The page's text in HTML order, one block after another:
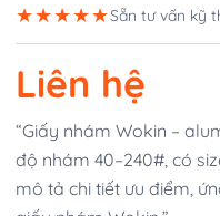
★★★★★Sẵn tư vấn kỹ
Liên hệ
“Giấy nhám Wokin –
độ nhám 40–240#, có
mô tả chi tiết ưu điểm,